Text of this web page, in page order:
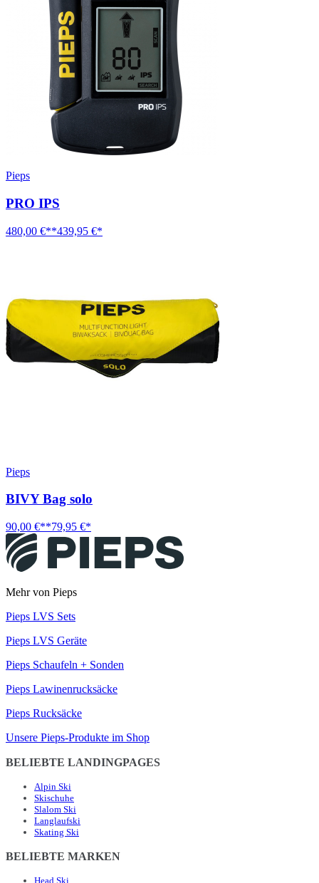
Pieps
PRO IPS
480,00 €**439,95 €*
Pieps
BIVY Bag solo
90,00 €**79,95 €*
Mehr von Pieps
Pieps LVS Sets
Pieps LVS Geräte
Pieps Schaufeln + Sonden
Pieps Lawinenrucksäcke
Pieps Rucksäcke
Unsere Pieps-Produkte im Shop
BELIEBTE LANDINGPAGES
Alpin Ski
Skischuhe
Slalom Ski
Langlaufski
Skating Ski
BELIEBTE MARKEN
Head Ski